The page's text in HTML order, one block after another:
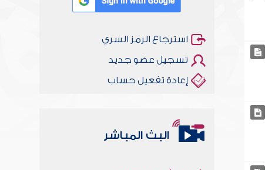
استرجاع الرمز السري
تسجيل عضو جديد
إعادة تفعيل حساب
البث المباشر